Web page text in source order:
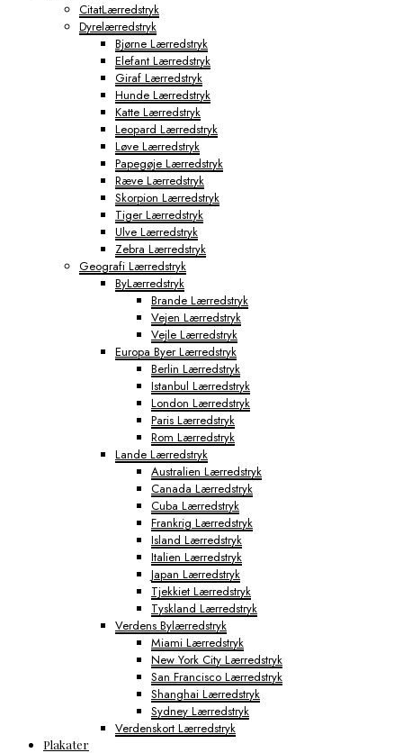
CitatLærredstryk
Dyrelærredstryk
Bjørne Lærredstryk
Elefant Lærredstryk
Giraf Lærredstryk
Hunde Lærredstryk
Katte Lærredstryk
Leopard Lærredstryk
Løve Lærredstryk
Papegøje Lærredstryk
Ræve Lærredstryk
Skorpion Lærredstryk
Tiger Lærredstryk
Ulve Lærredstryk
Zebra Lærredstryk
Geografi Lærredstryk
ByLærredstryk
Brande Lærredstryk
Vejen Lærredstryk
Vejle Lærredstryk
Europa Byer Lærredstryk
Berlin Lærredstryk
Istanbul Lærredstryk
London Lærredstryk
Paris Lærredstryk
Rom Lærredstryk
Lande Lærredstryk
Australien Lærredstryk
Canada Lærredstryk
Cuba Lærredstryk
Frankrig Lærredstryk
Island Lærredstryk
Italien Lærredstryk
Japan Lærredstryk
Tjekkiet Lærredstryk
Tyskland Lærredstryk
Verdens Bylærredstryk
Miami Lærredstryk
New York City Lærredstryk
San Francisco Lærredstryk
Shanghai Lærredstryk
Sydney Lærredstryk
Verdenskort Lærredstryk
Plakater